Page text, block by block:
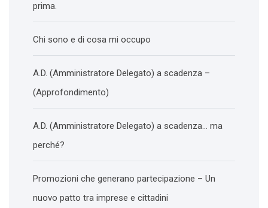
prima.
Chi sono e di cosa mi occupo
A.D. (Amministratore Delegato) a scadenza –
(Approfondimento)
A.D. (Amministratore Delegato) a scadenza… ma
perché?
Promozioni che generano partecipazione – Un
nuovo patto tra imprese e cittadini